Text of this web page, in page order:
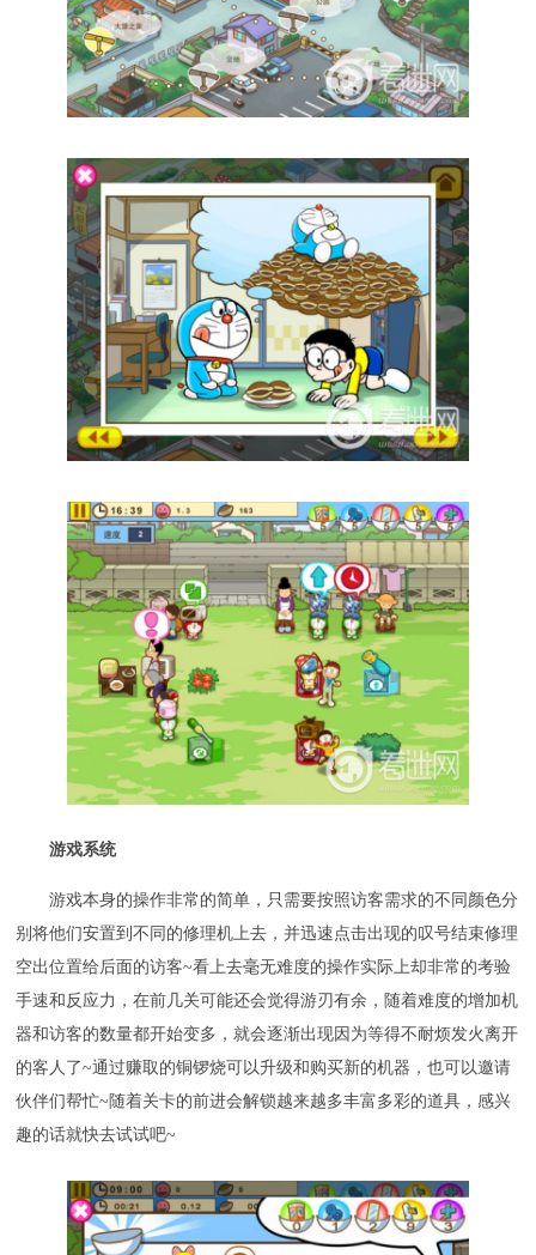
游戏系统
游戏本身的操作非常的简单，只需要按照访客需求的不同颜色分
别将他们安置到不同的修理机上去，并迅速点击出现的叹号结束修理
空出位置给后面的访客~看上去毫无难度的操作实际上却非常的考验
手速和反应力，在前几关可能还会觉得游刃有余，随着难度的增加机
器和访客的数量都开始变多，就会逐渐出现因为等得不耐烦发火离开
的客人了~通过赚取的铜锣烧可以升级和购买新的机器，也可以邀请
伙伴们帮忙~随着关卡的前进会解锁越来越多丰富多彩的道具，感兴
趣的话就快去试试吧~